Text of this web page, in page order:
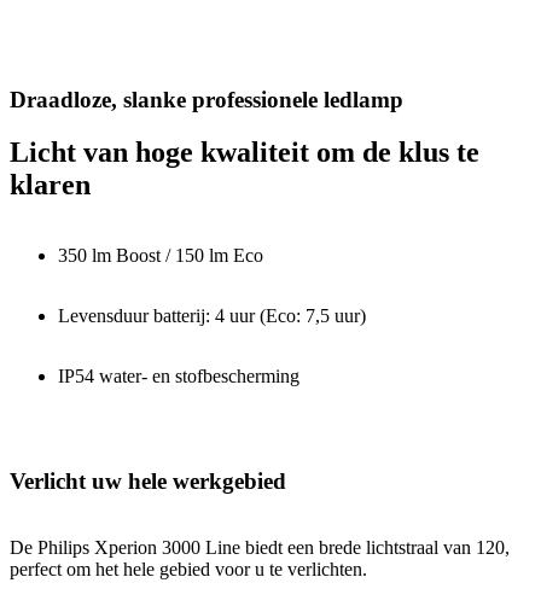
Draadloze, slanke professionele ledlamp
Licht van hoge kwaliteit om de klus te
klaren
350 lm Boost / 150 lm Eco
Levensduur batterij: 4 uur (Eco: 7,5 uur)
IP54 water- en stofbescherming
Verlicht uw hele werkgebied
De Philips Xperion 3000 Line biedt een brede lichtstraal van 120,
perfect om het hele gebied voor u te verlichten.